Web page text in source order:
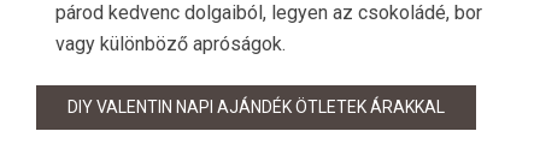
párod kedvenc dolgaiból, legyen az csokoládé, bor
vagy különböző apróságok.
DIY VALENTIN NAPI AJÁNDÉK ÖTLETEK ÁRAKKAL